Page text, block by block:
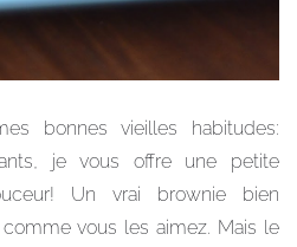
bonnes vieilles habitudes:
je vous offre une petite
Un vrai brownie bien
vous les aimez. Mais le